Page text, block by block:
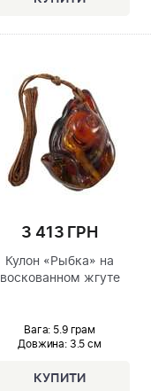
3 413 ГРН
Кулон «Рыбка» на
воскованном жгуте
Вага: 5.9 грам
Довжина:3.5 см